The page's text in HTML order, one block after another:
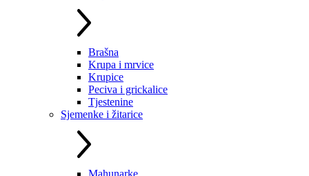
Brašna
Krupa i mrvice
Krupice
Peciva i grickalice
Tjestenine
Sjemenke i žitarice